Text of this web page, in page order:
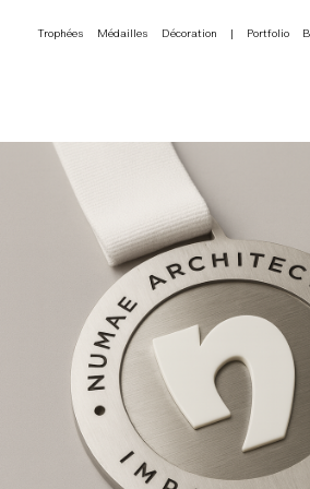
Trophées Médailles Décoration | Portfolio